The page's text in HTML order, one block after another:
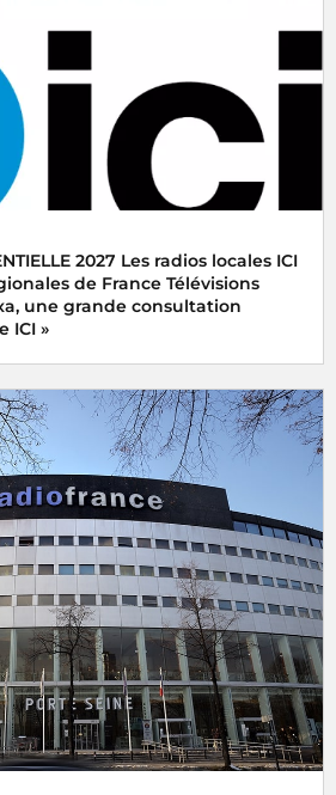
2027 Les radios locales ICI
de France Télévisions
une grande consultation
ICI »